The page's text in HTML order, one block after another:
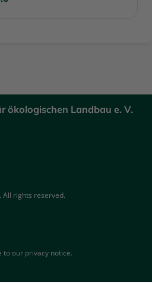
ökologischen Landbau e. V.
All rights reserved.
to our privacy notice.